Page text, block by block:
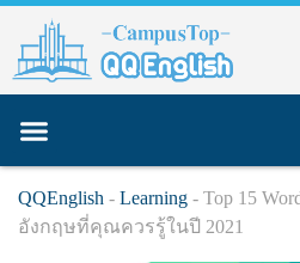
content
QQEnglish - Learning - Top 15
อังกฤษที่คุณควรรู้ในปี 2021